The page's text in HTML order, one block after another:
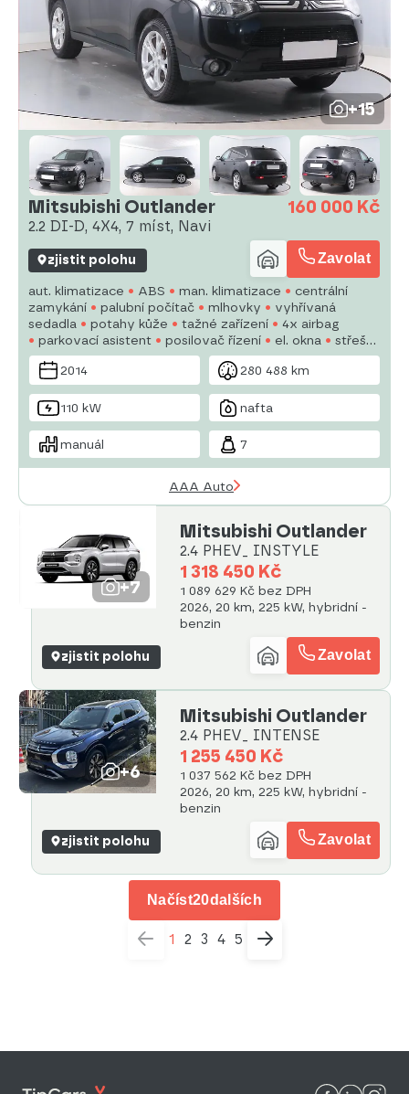
+15
Mitsubishi Outlander
2.2 DI-D, 4X4, 7 míst, Navi
160 000 Kč
zjistit polohu Zavolat
aut. klimatizace ABS man. klimatizace
centrální
zamykání
palubní počítač mlhovky
vyhřívaná
sedadla
potahy kůže tažné zařízení
4x airbag
parkovací asistent
posilovač řízení el. okna
střešní
okno
autorádio
2014
280 488 km
110 kW nafta
manuál 7
AAA Auto
+7
Mitsubishi Outlander
2.4 PHEV_ INSTYLE
1 318 450 Kč
1 089 629 Kč bez DPH
2026, 20 km, 225 kW, hybridní -
benzin
zjistit polohu Zavolat
+6
Mitsubishi Outlander
2.4 PHEV_ INTENSE
1 255 450 Kč
1 037 562 Kč bez DPH
2026, 20 km, 225 kW, hybridní -
benzin
zjistit polohu Zavolat
Načíst20dalších
1 2 3 4 5